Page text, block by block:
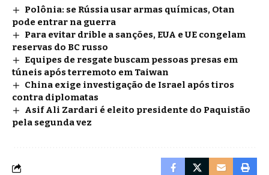
Polônia: se Rússia usar armas químicas, Otan
pode entrar na guerra
Para evitar drible a sanções, EUA e UE congelam
reservas do BC russo
Equipes de resgate buscam pessoas presas em
túneis após terremoto em Taiwan
China exige investigação de Israel após tiros
contra diplomatas
Asif Ali Zardari é eleito presidente do Paquistão
pela segunda vez